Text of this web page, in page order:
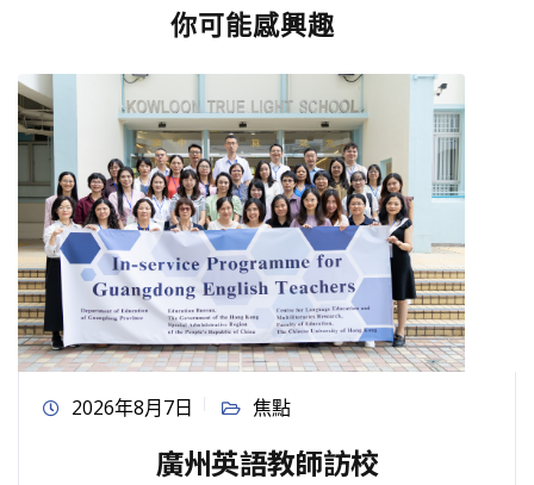
你可能感興趣
2026年8月7日 焦點
廣州英語教師訪校